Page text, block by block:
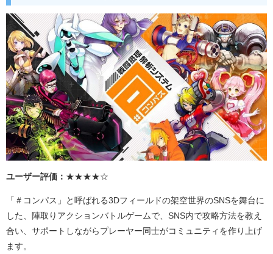
ユーザー評価： ★★★★☆
「＃コンパス」と呼ばれる3Dフィールドの架空世界のSNSを舞台に
した、陣取りアクションバトルゲームで、 SNS内で攻略方法を教え
合い、サポートしながらプレーヤー同士がコミュニティを作り上げ
ます。